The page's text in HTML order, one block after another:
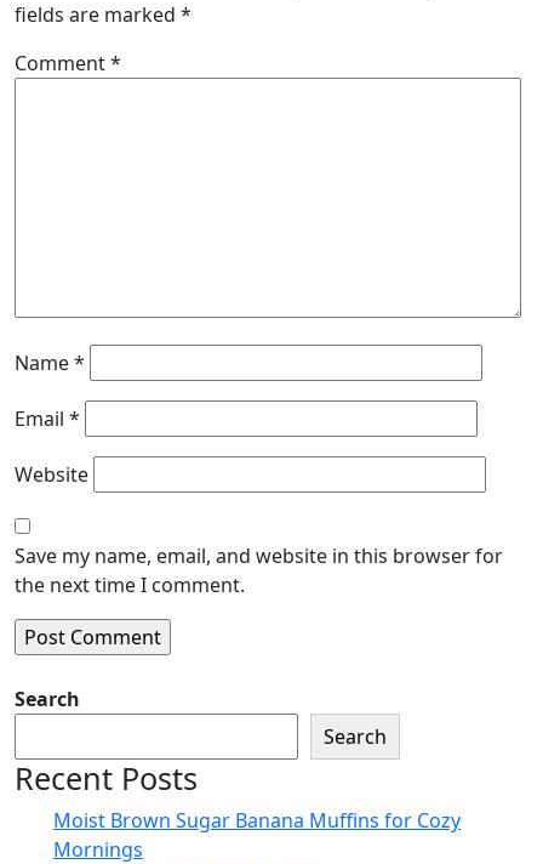
fields are marked *
Comment*
Name*
Email *
Website
Save my name, email, and website in this browser for
the next time I comment.
Search
Search
Recent Posts
Moist Brown Sugar Banana Muffins for Cozy
Mornings